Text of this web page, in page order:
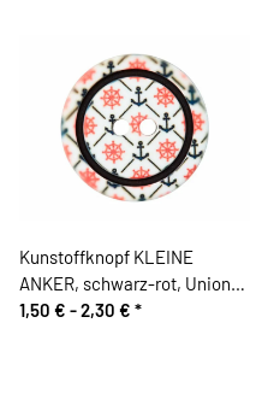
Kunstoffknopf KLEINE
ANKER, schwarz-rot, Union
Knopf
1,50 € -2,30 € *